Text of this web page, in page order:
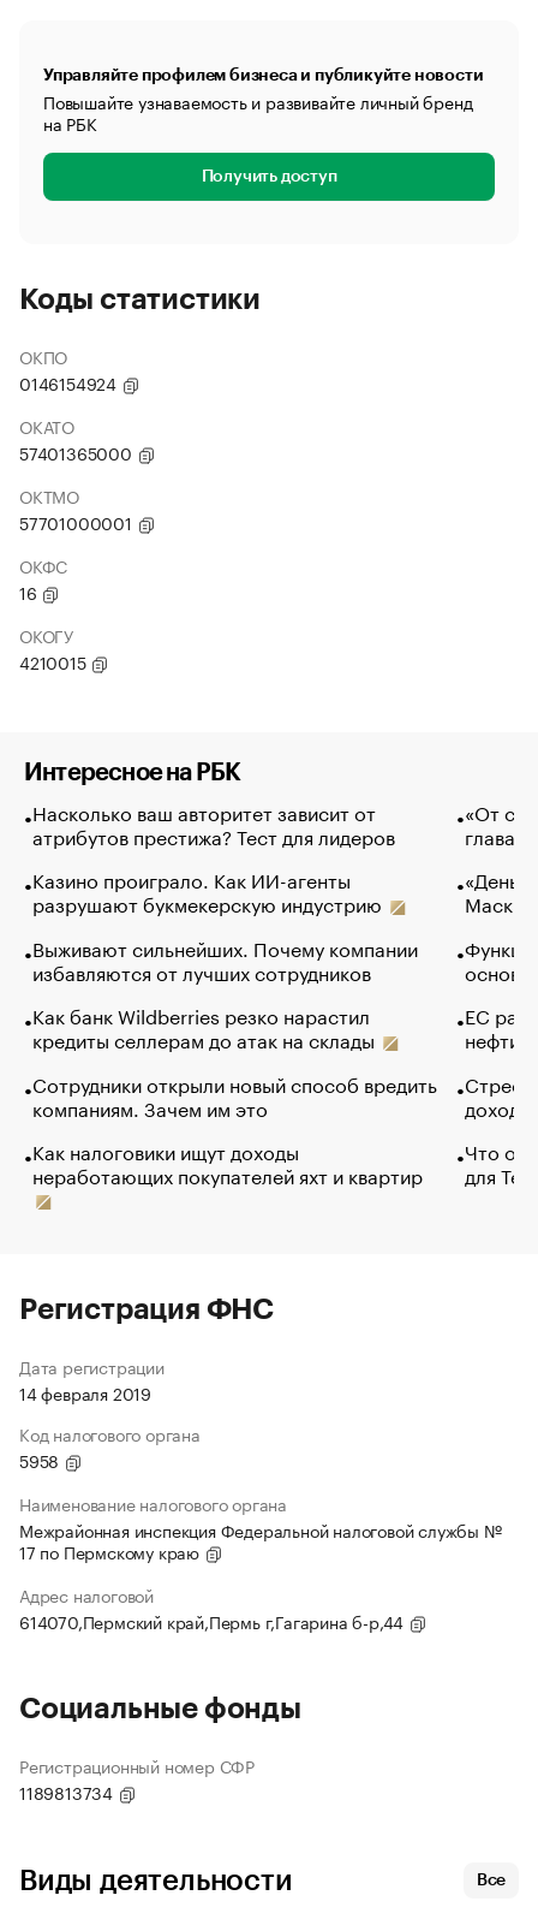
Управляйте профилем бизнеса и публикуйте новости
Повышайте узнаваемость и развивайте личный бренд
на РБК
Получить доступ
Коды статистики
ОКПО
0146154924
ОКАТО
57401365000
ОКТМО
57701000001
ОКФС
16
ОКОГУ
4210015
Интересное на РБК
Насколько ваш авторитет зависит от
атрибутов престижа? Тест для лидеров
Казино проиграло. Как ИИ-агенты
разрушают букмекерскую индустрию
Выживают сильнейших. Почему компании
избавляются от лучших сотрудников
Как банк Wildberries резко нарастил
кредиты селлерам до атак на склады
Сотрудники открыли новый способ вредить
компаниям. Зачем им это
Как налоговики ищут доходы
неработающих покупателей яхт и квартир
«От
глава
Маск в
основ
ЕС
нефти
Что
для
Регистрация ФНС
Дата регистрации
14 февраля 2019
Код налогового органа
5958
Наименование налогового органа
Межрайонная инспекция Федеральной налоговой службы №
17 по Пермскому краю
Адрес налоговой
614070,Пермский край,Пермь г,Гагарина б-р,44
Социальные фонды
Регистрационный номер СФР
1189813734
Виды деятельности Все